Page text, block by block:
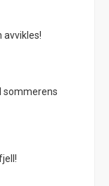
avvikles!
sommerens